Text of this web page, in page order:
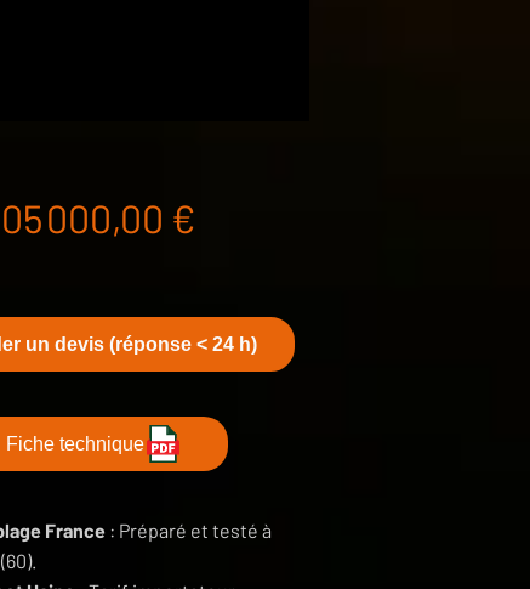
000,00 €
un devis (réponse < 24 h)
Fiche technique
France : Préparé et testé à